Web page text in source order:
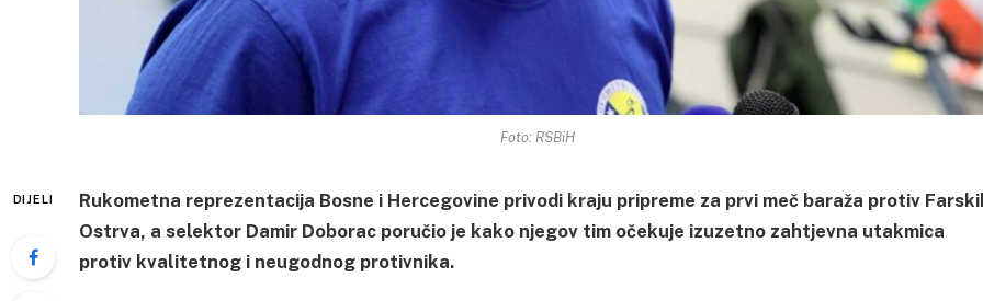
Foto: RSBiH
DIJELI
Rukometna reprezentacija Bosne i Hercegovine privodi kraju pripreme za prvi meč baraža protiv
Ostrva, a selektor Damir Doborac poručio je kako njegov tim očekuje izuzetno zahtjevna utakmica
protiv kvalitetnog i neugodnog protivnika.